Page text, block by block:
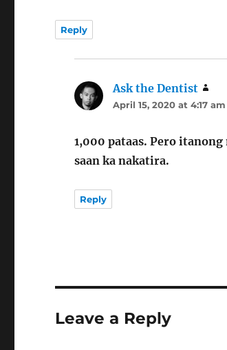
Reply
Ask the Dentist
April 15, 2020 at 4:17 am
1,000 pataas. Pero
saan ka nakatira.
Reply
Leave a Reply